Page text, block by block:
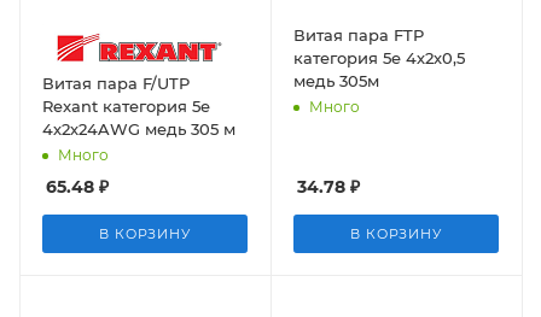
Витая пара F/UTP
Rexant категория 5е
4х2х24AWG медь 305 м
Много
65.48 ₽
В КОРЗИНУ
Витая пара FTP
категория 5е 4х2х0,5
медь 305м
Много
34.78 ₽
В КОРЗИНУ